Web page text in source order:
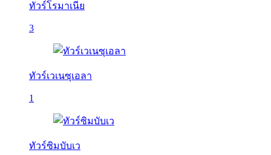
ทัวร์โรมาเนีย
3
ทัวร์เวเนซุเอลา
1
ทัวร์ซิมบับเว